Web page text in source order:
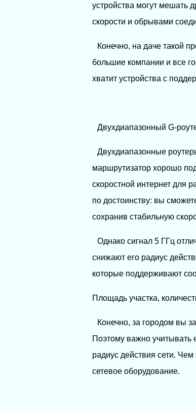
устройства могут мешать
скорости и обрывами
Конечно, на даче такой
большие компании и все
хватит устройства с
Двухдиапазонный G-
Двухдиапазонные
маршрутизатор хорошо
скоростной интернет для
по достоинству: вы
сохранив стабильную
Однако сигнал 5 ГГц
снижают его радиус
которые поддерживают
Площадь участка,
Конечно, за городом вы
Поэтому важно учитывать
радиус действия сети.
сетевое оборудование.